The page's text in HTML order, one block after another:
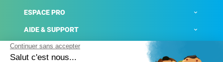
ESPACE PRO
AIDE & SUPPORT
ACTUALITÉS